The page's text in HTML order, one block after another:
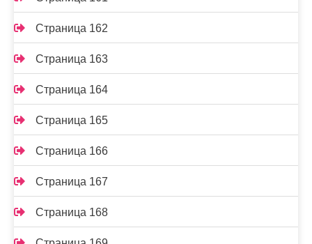
Страница 162
Страница 163
Страница 164
Страница 165
Страница 166
Страница 167
Страница 168